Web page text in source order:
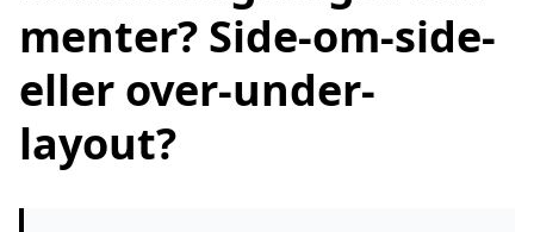
menter? Side-om-side-
eller over-under-
layout?